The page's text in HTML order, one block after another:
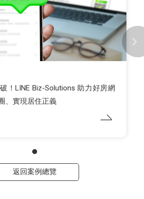
！LINE Biz-Solutions 助力好房網
、實現居住正義
返回案例總覽